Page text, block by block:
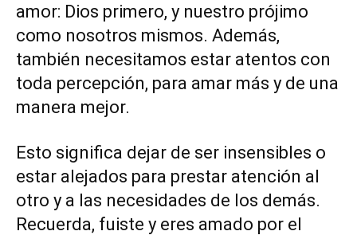
amor: Dios primero, y nuestro prójimo
como nosotros mismos. Además,
también necesitamos estar atentos con
toda percepción, para amar más y de una
manera mejor.
Esto significa dejar de ser insensibles o
estar alejados para prestar atención al
otro y a las necesidades de los demás.
Recuerda, fuiste y eres amado por el